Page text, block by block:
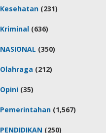
Kesehatan (231)
Kriminal (636)
NASIONAL (350)
Olahraga (212)
Opini (35)
Pemerintahan (1,567)
PENDIDIKAN (250)